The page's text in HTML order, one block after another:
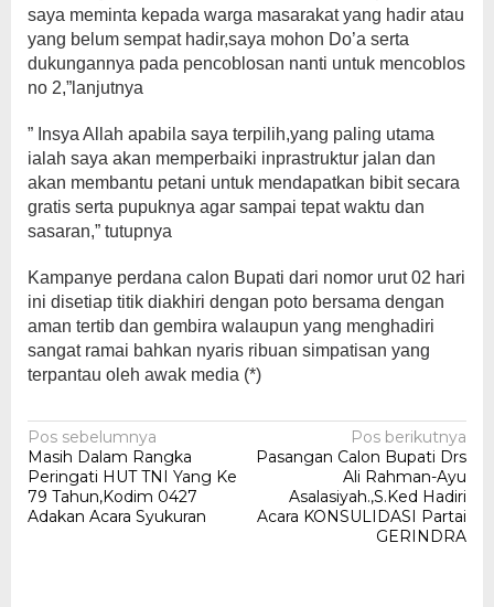
saya meminta kepada warga masarakat yang hadir atau
yang belum sempat hadir,saya mohon Do’a serta
dukungannya pada pencoblosan nanti untuk mencoblos
no 2,”lanjutnya
” Insya Allah apabila saya terpilih,yang paling utama
ialah saya akan memperbaiki inprastruktur jalan dan
akan membantu petani untuk mendapatkan bibit secara
gratis serta pupuknya agar sampai tepat waktu dan
sasaran,” tutupnya
Kampanye perdana calon Bupati dari nomor urut 02 hari
ini disetiap titik diakhiri dengan poto bersama dengan
aman tertib dan gembira walaupun yang menghadiri
sangat ramai bahkan nyaris ribuan simpatisan yang
terpantau oleh awak media (*)
Navigasi
pos
Pos sebelumnya
Masih Dalam Rangka
Peringati HUT TNI Yang Ke
79 Tahun,Kodim 0427
Adakan Acara Syukuran
Pos berikutnya
Pasangan Calon Bupati Drs
Ali Rahman-Ayu
Asalasiyah.,S.Ked Hadiri
Acara KONSULIDASI Partai
GERINDRA